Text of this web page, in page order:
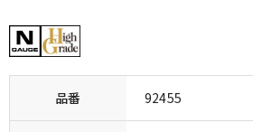
品番 92455